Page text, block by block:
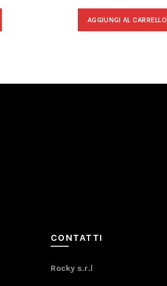
AGGIUNGI AL CARRELLO
CONTATTI
Rocky s.r.l